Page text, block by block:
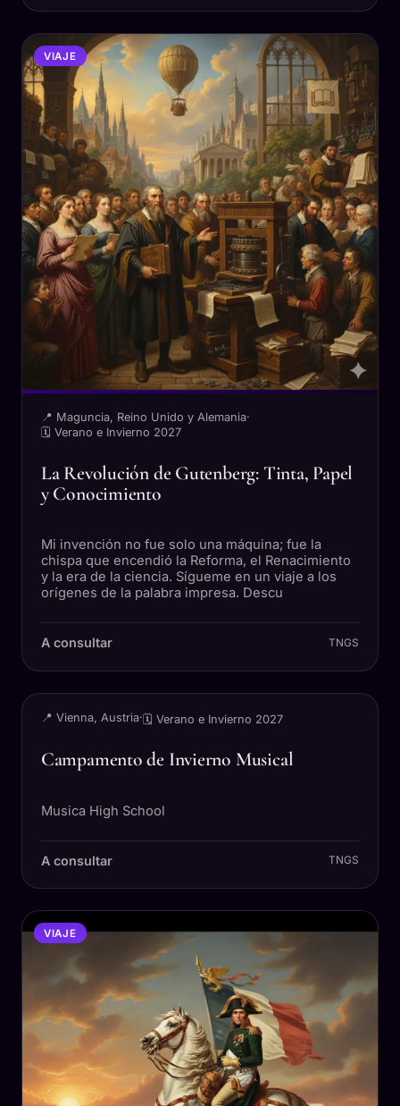
VIAJE
📍 Maguncia, Reino Unido y Alemania·
🗓 Verano e Invierno 2027
La Revolución de Gutenberg: Tinta, Papel
y Conocimiento
Mi invención no fue solo una máquina; fue la
chispa que encendió la Reforma, el Renacimiento
y la era de la ciencia. Sígueme en un viaje a los
orígenes de la palabra impresa. Descu
A consultar TNGS
VIAJE
📍 Vienna, Austria· 🗓 Verano e Invierno 2027
Campamento de Invierno Musical
Musica High School
A consultar TNGS
VIAJE